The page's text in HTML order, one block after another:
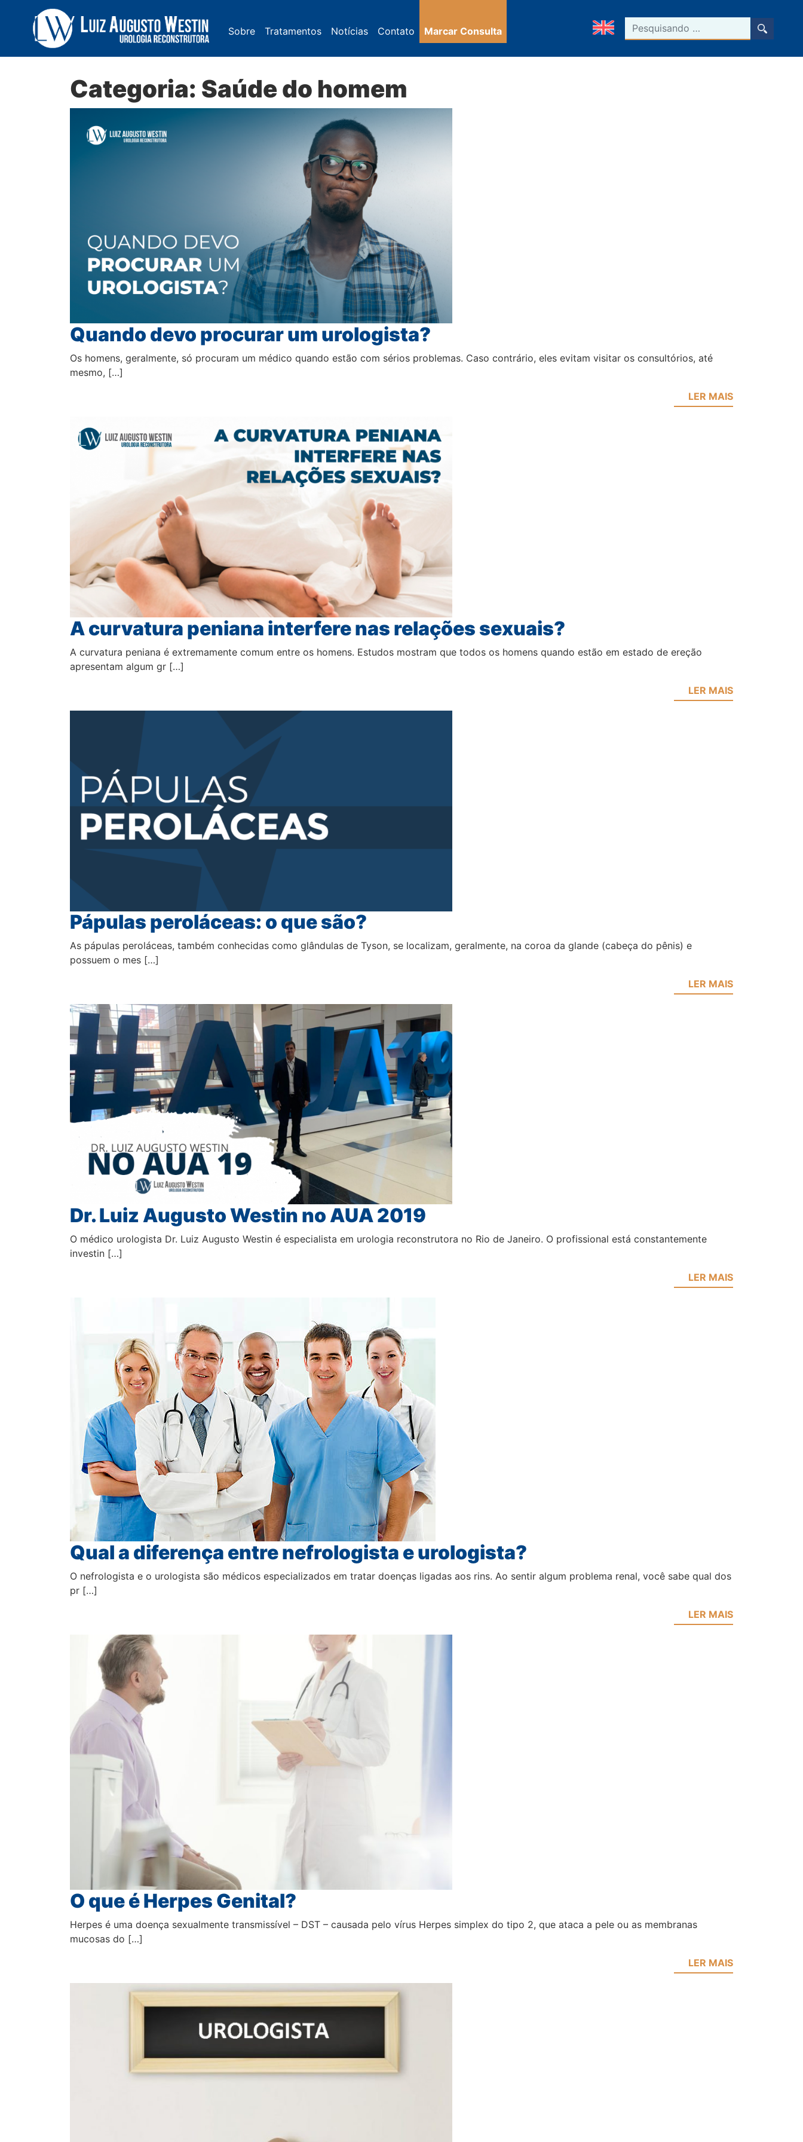
Navegação Principal Sobre Tratamentos Notícias Contato Marcar Consulta
Pesquisar
Categoria: Saúde do homem
Quando devo procurar um urologista?
Os homens, geralmente, só procuram um médico quando estão com sérios problemas. Caso contrário, eles evitam visitar os consultórios, até
mesmo, […]
LER MAIS
A curvatura peniana interfere nas relações sexuais?
A curvatura peniana é extremamente comum entre os homens. Estudos mostram que todos os homens quando estão em estado de ereção
apresentam algum gr […]
LER MAIS
Pápulas peroláceas: o que são?
As pápulas peroláceas, também conhecidas como glândulas de Tyson, se localizam, geralmente, na coroa da glande (cabeça do pênis) e
possuem o mes […]
LER MAIS
Dr. Luiz Augusto Westin no AUA 2019
O médico urologista Dr. Luiz Augusto Westin é especialista em urologia reconstrutora no Rio de Janeiro. O profissional está constantemente
investin […]
LER MAIS
Qual a diferença entre nefrologista e urologista?
O nefrologista e o urologista são médicos especializados em tratar doenças ligadas aos rins. Ao sentir algum problema renal, você sabe qual dos
pr […]
LER MAIS
O que é Herpes Genital?
Herpes é uma doença sexualmente transmissível – DST – causada pelo vírus Herpes simplex do tipo 2, que ataca a pele ou as membranas
mucosas do […]
LER MAIS